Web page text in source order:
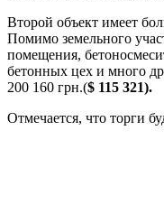
Второй объект имеет
Помимо земельного
помещения,
бетонных цех и много
200 160 грн.($ 115 321).
Отмечается, что торги